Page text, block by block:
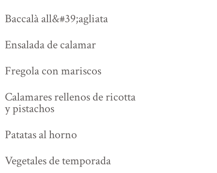
Baccalà all&#39;agliata
Ensalada de calamar
Fregola con mariscos
Calamares rellenos de ricotta
y pistachos
Patatas al horno
Vegetales de temporada